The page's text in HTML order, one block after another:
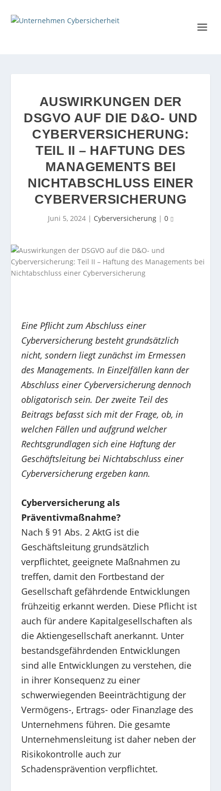
AUSWIRKUNGEN DER
DSGVO AUF DIE D&O- UND
CYBERVERSICHERUNG:
TEIL II – HAFTUNG DES
MANAGEMENTS BEI
NICHTABSCHLUSS EINER
CYBERVERSICHERUNG
Juni 5, 2024| Cyberversicherung| 0
Eine Pflicht zum Abschluss einer
Cyberversicherung besteht grundsätzlich
nicht, sondern liegt zunächst im Ermessen
des Managements. In Einzelfällen kann der
Abschluss einer Cyberversicherung dennoch
obligatorisch sein. Der zweite Teil des
Beitrags befasst sich mit der Frage, ob, in
welchen Fällen und aufgrund welcher
Rechtsgrundlagen sich eine Haftung der
Geschäftsleitung bei Nichtabschluss einer
Cyberversicherung ergeben kann.
Cyberversicherung als
Präventivmaßnahme?
Nach § 91 Abs. 2 AktG ist die
Geschäftsleitung grundsätzlich
verpflichtet, geeignete Maßnahmen zu
treffen, damit den Fortbestand der
Gesellschaft gefährdende Entwicklungen
frühzeitig erkannt werden. Diese Pflicht ist
auch für andere Kapitalgesellschaften als
die Aktiengesellschaft anerkannt. Unter
bestandsgefährdenden Entwicklungen
sind alle Entwicklungen zu verstehen, die
in ihrer Konsequenz zu einer
schwerwiegenden Beeinträchtigung der
Vermögens-, Ertrags- oder Finanzlage des
Unternehmens führen. Die gesamte
Unternehmensleitung ist daher neben der
Risikokontrolle auch zur
Schadensprävention verpflichtet.